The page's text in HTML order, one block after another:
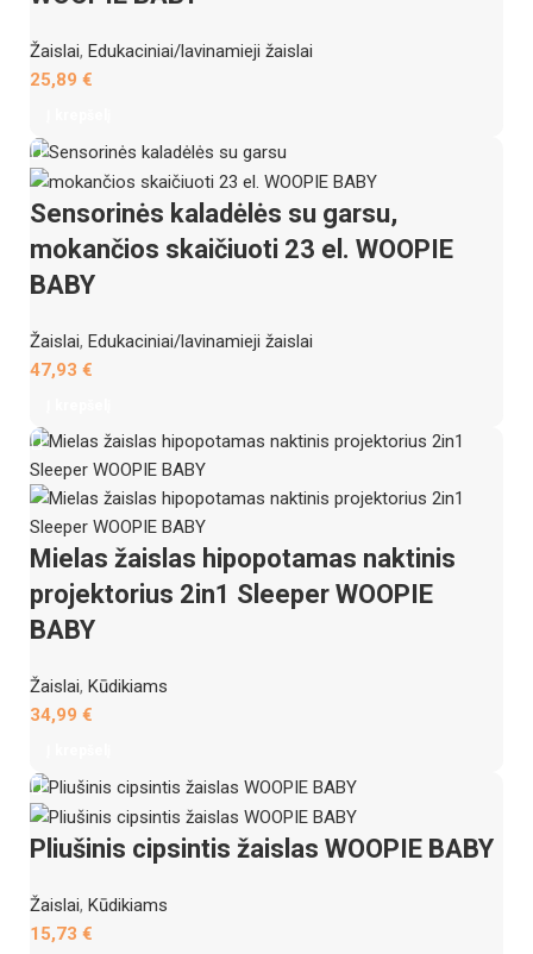
Žaislai, Edukaciniai/lavinamieji žaislai
25,89 €
Sensorinės kaladėlės su garsu,
mokančios skaičiuoti 23 el. WOOPIE
BABY
Žaislai, Edukaciniai/lavinamieji žaislai
47,93 €
Mielas žaislas hipopotamas naktinis
projektorius 2in1 Sleeper WOOPIE
BABY
Žaislai, Kūdikiams
34,99 €
Pliušinis cipsintis žaislas WOOPIE BABY
Žaislai, Kūdikiams
15,73 €